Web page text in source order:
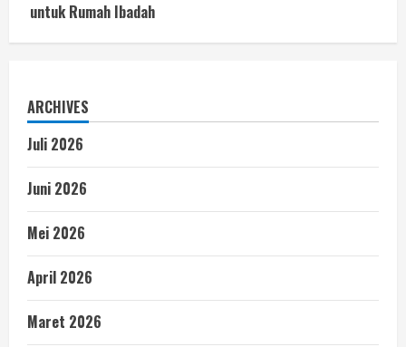
untuk Rumah Ibadah
ARCHIVES
Juli 2026
Juni 2026
Mei 2026
April 2026
Maret 2026